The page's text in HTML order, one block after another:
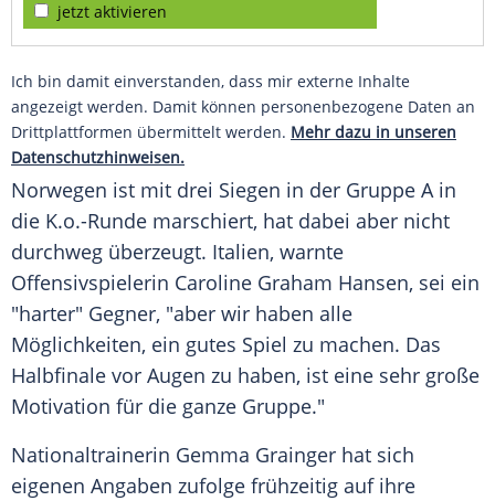
jetzt aktivieren
Ich bin damit einverstanden, dass mir externe Inhalte
angezeigt werden. Damit können personenbezogene Daten an
Drittplattformen übermittelt werden. Mehr dazu in unseren
Datenschutzhinweisen.
Norwegen ist mit drei Siegen in der Gruppe A in
die K.o.-Runde marschiert, hat dabei aber nicht
durchweg überzeugt. Italien, warnte
Offensivspielerin Caroline Graham Hansen, sei ein
"harter" Gegner, "aber wir haben alle
Möglichkeiten, ein gutes Spiel zu machen. Das
Halbfinale vor Augen zu haben, ist eine sehr große
Motivation für die ganze Gruppe."
Nationaltrainerin Gemma Grainger hat sich
eigenen Angaben zufolge frühzeitig auf ihre